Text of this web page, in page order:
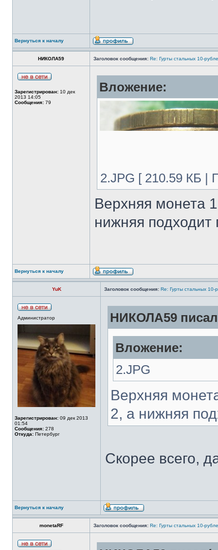
Вернуться к началу
НИКОЛА59 Заголовок сообщения: Re: Гурты стальных 10-
Зарегистрирован: 10 дек
2013 14:05
Сообщения: 79
Вложение:
2.JPG [ 210.59 КБ |
Верхняя монета
нижняя подходит
Вернуться к началу
YuK Заголовок сообщения: Re: Гурты стальных 10-
Администратор
Зарегистрирован: 09 дек 2013
01:54
Сообщения: 278
Откуда: Петербург
НИКОЛА59
Вложение:
2.JPG
Верхняя
2, а нижняя
Скорее всего,
Вернуться к началу
monetaRF Заголовок сообщения: Re: Гурты стальных 10-